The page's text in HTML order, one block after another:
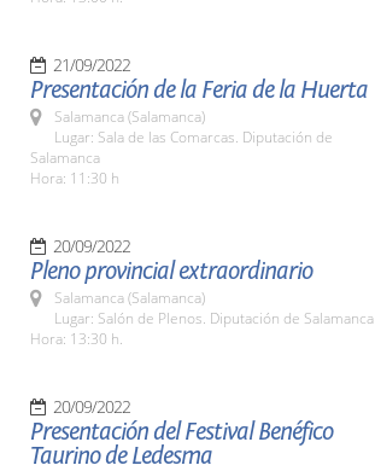
21/09/2022
Presentación de la Feria de la Huerta
Salamanca (Salamanca)
Lugar: Sala de las Comarcas. Diputación de
Salamanca
Hora: 11:30 h
20/09/2022
Pleno provincial extraordinario
Salamanca (Salamanca)
Lugar: Salón de Plenos. Diputación de Salamanca
Hora: 13:30 h.
20/09/2022
Presentación del Festival Benéfico
Taurino de Ledesma